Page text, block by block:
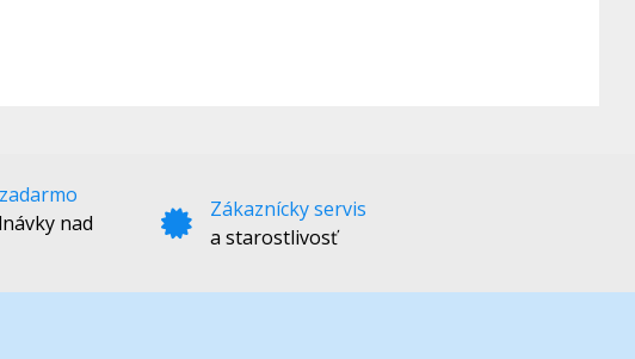
nad
Zákaznícky servis
a starostlivosť